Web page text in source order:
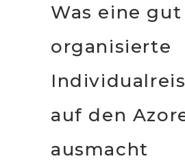
Was eine gut
organisierte
auf den
ausmacht